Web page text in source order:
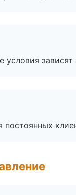
зависят